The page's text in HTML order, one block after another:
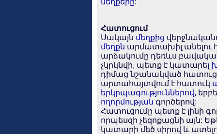
մեղքերը:
Հատուցում
Սակայն մեղքից
մեղքն արմատախիլ անելու
արձակումը դեռևս
չկրկնվի, պետք է կատարել
դիմաց նշանակված
արտահայտվում է հատուկ
երկրպագություններով,
ողորմության գործերով:
Հատուցումը պետք է լինի
որպեսզի չեզոքացնի այն:
կատարի մեծ սիրով և